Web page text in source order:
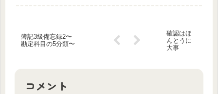
業が取引をすると、仕訳を行
って帳...
訳あれこれ 商品を仕入れた
際の仕訳見ていきましょう。
確認はほ
んとうに
大事
簿記3級備忘録2〜
勘定科目の5分類〜
コメント